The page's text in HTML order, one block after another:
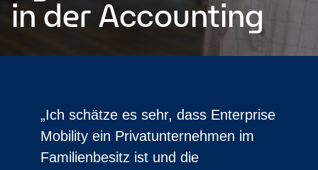
in der Accounting
„Ich schätze es sehr, dass Enterprise
Mobility ein Privatunternehmen im
Familienbesitz ist und die